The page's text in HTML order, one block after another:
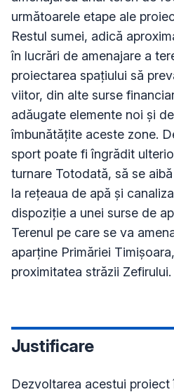
următoarele etape ale
Restul sumei, adică
în lucrări de amenajare a
proiectarea spațiului să
viitor, din alte surse
adăugate elemente noi și
îmbunătățite aceste zone.
sport poate fi îngrădit
turnare Totodată, să se
la rețeaua de apă și
dispoziție a unei surse de
Terenul pe care se va
aparține Primăriei
Justificare
Dezvoltarea acestui proiect